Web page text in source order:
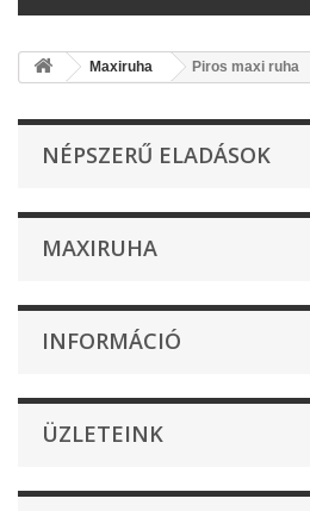
Maxiruha Piros maxi ruha
NÉPSZERŰ ELADÁSOK
MAXIRUHA
INFORMÁCIÓ
ÜZLETEINK